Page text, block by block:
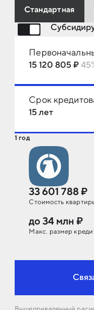
Стандартная
15 120 805 ₽
15 лет
Срок
1 год
33 601 788 ₽
Стоимость
до 34 млн ₽
Макс. размер